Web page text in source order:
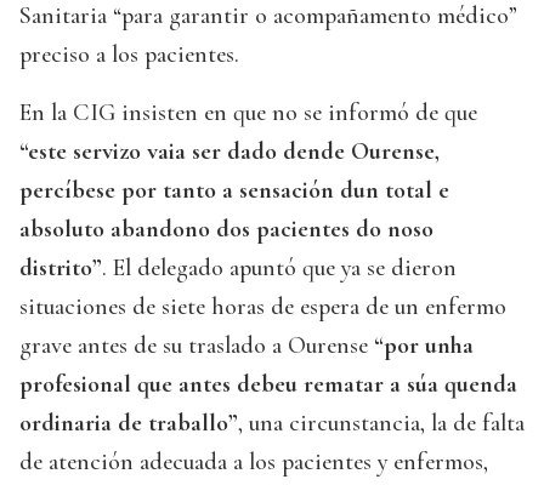
Sanitaria “para garantir o acompañamento médico”
preciso a los pacientes.
En la CIG insisten en que no se informó de que
“este servizo vaia ser dado dende Ourense,
percíbese por tanto a sensación dun total e
absoluto abandono dos pacientes do noso
distrito”. El delegado apuntó que ya se dieron
situaciones de siete horas de espera de un enfermo
grave antes de su traslado a Ourense “por unha
profesional que antes debeu rematar a súa quenda
ordinaria de traballo”, una circunstancia, la de falta
de atención adecuada a los pacientes y enfermos,